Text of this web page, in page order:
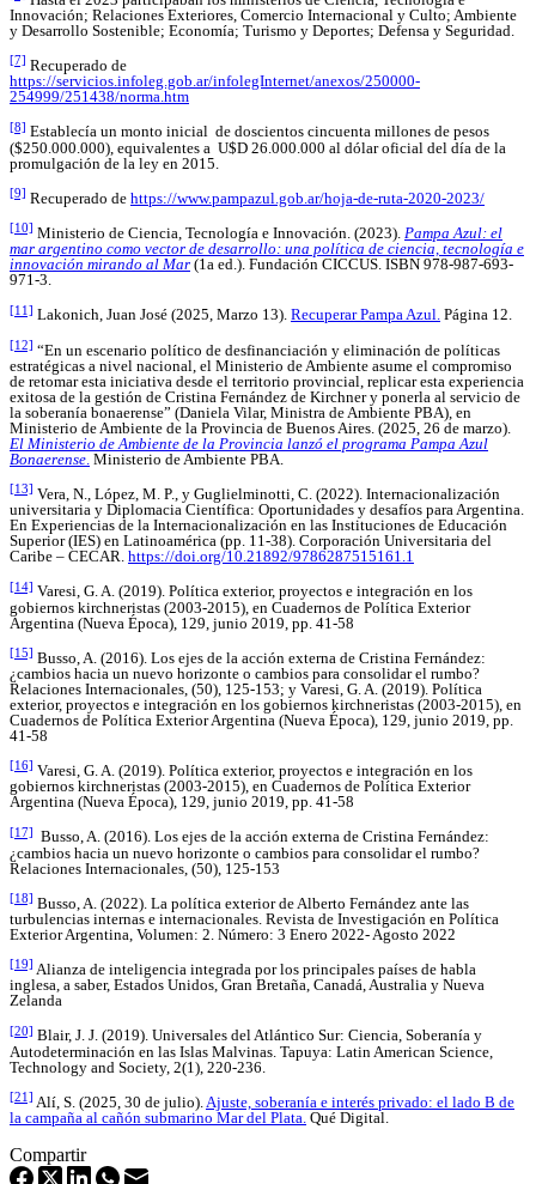
Innovación; Relaciones Exteriores, Comercio Internacional y Culto; Ambiente
y Desarrollo Sostenible; Economía; Turismo y Deportes; Defensa y Seguridad.
[7] Recuperado de
https://servicios.infoleg.gob.ar/infolegInternet/anexos/250000-
254999/251438/norma.htm
[8] Establecía un monto inicial de doscientos cincuenta millones de pesos
($250.000.000), equivalentes a U$D 26.000.000 al dólar oficial del día de la
promulgación de la ley en 2015.
[9] Recuperado de https://www.pampazul.gob.ar/hoja-de-ruta-2020-2023/
[10] Ministerio de Ciencia, Tecnología e Innovación. (2023). Pampa Azul: el
mar argentino como vector de desarrollo: una política de ciencia, tecnología e
innovación mirando al Mar (1a ed.). Fundación CICCUS. ISBN 978-987-693-
971-3.
[11] Lakonich, Juan José (2025, Marzo 13). Recuperar Pampa Azul. Página 12.
[12] “En un escenario político de desfinanciación y eliminación de políticas
estratégicas a nivel nacional, el Ministerio de Ambiente asume el compromiso
de retomar esta iniciativa desde el territorio provincial, replicar esta experiencia
exitosa de la gestión de Cristina Fernández de Kirchner y ponerla al servicio de
la soberanía bonaerense” (Daniela Vilar, Ministra de Ambiente PBA), en
Ministerio de Ambiente de la Provincia de Buenos Aires. (2025, 26 de marzo).
El Ministerio de Ambiente de la Provincia lanzó el programa Pampa Azul
Bonaerense Ministerio de Ambiente PBA.
[13] Vera, N., López, M. P., y Guglielminotti, C. (2022). Internacionalización
universitaria y Diplomacia Científica: Oportunidades y desafíos para Argentina.
En Experiencias de la Internacionalización en las Instituciones de Educación
Superior (IES) en Latinoamérica (pp. 11-38). Corporación Universitaria del
Caribe – CECAR. https://doi.org/10.21892/9786287515161.1
[14] Varesi, G. A. (2019). Política exterior, proyectos e integración en los
gobiernos kirchneristas (2003-2015), en Cuadernos de Política Exterior
Argentina (Nueva Época), 129, junio 2019, pp. 41-58
[15] Busso, A. (2016). Los ejes de la acción externa de Cristina Fernández:
¿cambios hacia un nuevo horizonte o cambios para consolidar el rumbo?
Relaciones Internacionales, (50), 125-153; y Varesi, G. A. (2019). Política
exterior, proyectos e integración en los gobiernos kirchneristas (2003-2015), en
Cuadernos de Política Exterior Argentina (Nueva Época), 129, junio 2019, pp.
41-58
[16] Varesi, G. A. (2019). Política exterior, proyectos e integración en los
gobiernos kirchneristas (2003-2015), en Cuadernos de Política Exterior
Argentina (Nueva Época), 129, junio 2019, pp. 41-58
[17] Busso, A. (2016). Los ejes de la acción externa de Cristina Fernández:
¿cambios hacia un nuevo horizonte o cambios para consolidar el rumbo?
Relaciones Internacionales, (50), 125-153
[18] Busso, A. (2022). La política exterior de Alberto Fernández ante las
turbulencias internas e internacionales. Revista de Investigación en Política
Exterior Argentina, Volumen: 2. Número: 3 Enero 2022- Agosto 2022
[19] Alianza de inteligencia integrada por los principales países de habla
inglesa, a saber, Estados Unidos, Gran Bretaña, Canadá, Australia y Nueva
Zelanda
[20] Blair, J. J. (2019). Universales del Atlántico Sur: Ciencia, Soberanía y
Autodeterminación en las Islas Malvinas. Tapuya: Latin American Science,
Technology and Society, 2(1), 220-236.
[21] Alí, S. (2025, 30 de julio). Ajuste, soberanía e interés privado: el lado B de
la campaña al cañón submarino Mar del Plata. Qué Digital.
Compartir